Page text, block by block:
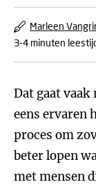
Marleen
3-4 minuten
Dat gaat
eens ervaren
proces om
beter lopen
met mensen